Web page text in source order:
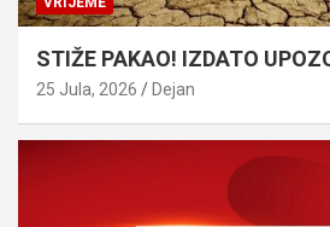
STIŽE PAKAO! IZDATO
25 Jula, 2026 Dejan